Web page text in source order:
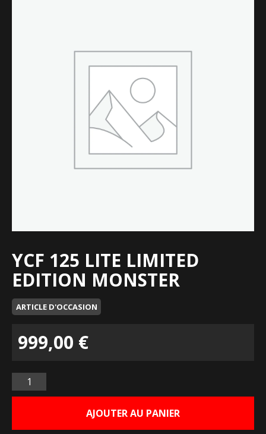
YCF 125 LITE LIMITED
EDITION MONSTER
ARTICLE D'OCCASION
999,00 €
Quantité
AJOUTER AU PANIER